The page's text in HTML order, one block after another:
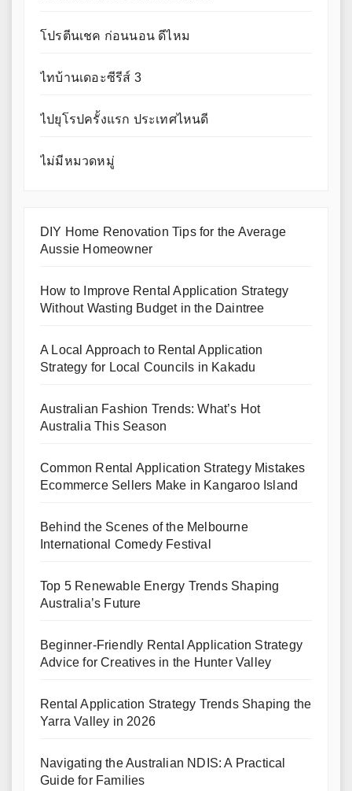
โปรตีนเชค ก่อนนอน ดีไหม
ไทบ้านเดอะซีรีส์ 3
ไปยุโรปครั้งแรก ประเทศไหนดี
ไม่มีหมวดหมู่
DIY Home Renovation Tips for the Average
Aussie Homeowner
How to Improve Rental Application Strategy
Without Wasting Budget in the Daintree
A Local Approach to Rental Application
Strategy for Local Councils in Kakadu
Australian Fashion Trends: What’s Hot
Australia This Season
Common Rental Application Strategy Mistakes
Ecommerce Sellers Make in Kangaroo Island
Behind the Scenes of the Melbourne
International Comedy Festival
Top 5 Renewable Energy Trends Shaping
Australia’s Future
Beginner-Friendly Rental Application Strategy
Advice for Creatives in the Hunter Valley
Rental Application Strategy Trends Shaping the
Yarra Valley in 2026
Navigating the Australian NDIS: A Practical
Guide for Families